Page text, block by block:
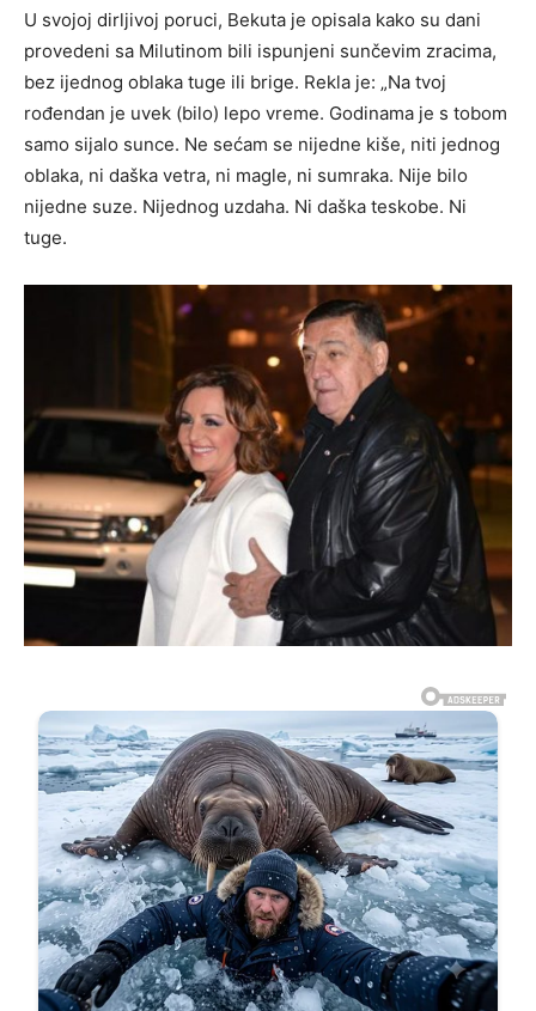
U svojoj dirljivoj poruci, Bekuta je opisala kako su dani
provedeni sa Milutinom bili ispunjeni sunčevim zracima,
bez ijednog oblaka tuge ili brige. Rekla je: „Na tvoj
rođendan je uvek (bilo) lepo vreme. Godinama je s tobom
samo sijalo sunce. Ne sećam se nijedne kiše, niti jednog
oblaka, ni daška vetra, ni magle, ni sumraka. Nije bilo
nijedne suze. Nijednog uzdaha. Ni daška teskobe. Ni
tuge.